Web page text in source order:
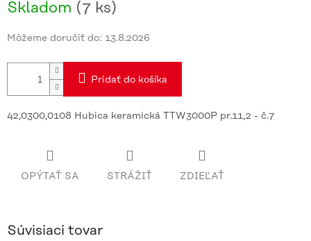
cena:
Skladom (7 ks)
Môžeme doručiť do: 13.8.2026
Pridať do košíka
42,0300,0108 Hubica keramická TTW3000P pr.11,2 - č.7
OPÝTAŤ SA STRÁŽIŤ ZDIEĽAŤ
Súvisiaci tovar